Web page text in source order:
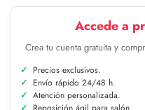
Accede a
Crea tu cuenta gratuita y
Precios exclusivos.
Envío rápido 24/48 h.
Atención personalizada.